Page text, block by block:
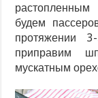
будем
протяжении
приправим
мускатным